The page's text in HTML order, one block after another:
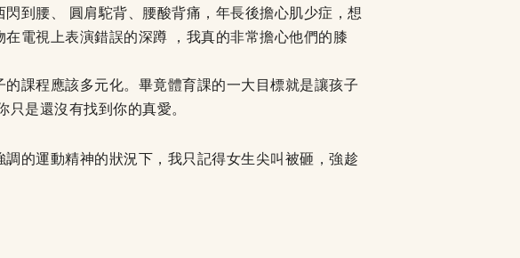
到腰、 圓肩駝背、腰酸背痛，年長後擔心肌少症，想
電視上表演錯誤的深蹲 ，我真的非常擔心他們的膝
課程應該多元化。畢竟體育課的一大目標就是讓孩子
是還沒有找到你的真愛。
的運動精神的狀況下，我只記得女生尖叫被砸，強趁